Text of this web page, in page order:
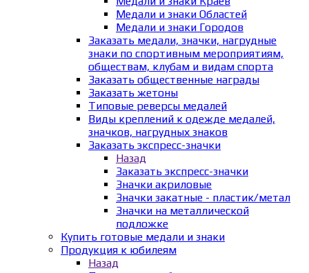
Медали и знаки Областей
Медали и знаки Городов
Заказать медали, значки, нагрудные
знаки по спортивным мероприятиям,
обществам, клубам и видам спорта
Заказать общественные награды
Заказать жетоны
Типовые реверсы медалей
Виды креплений к одежде медалей,
значков, нагрудных знаков
Заказать экспресс-значки
Назад
Заказать экспресс-значки
Значки акриловые
Значки закатные - пластик/метал
Значки на металлической
подложке
Купить готовые медали и знаки
Продукция к юбилеям
Назад